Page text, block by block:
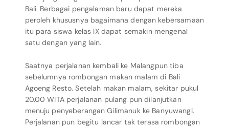
Bali. Berbagai pengalaman baru dapat mereka
peroleh khususnya bagaimana dengan kebersamaan
itu para siswa kelas IX dapat semakin mengenal
satu dengan yang lain.
Saatnya perjalanan kembali ke Malangpun tiba
sebelumnya rombongan makan malam di Bali
Agoeng Resto. Setelah makan malam, sekitar pukul
20.00 WITA perjalanan pulang pun dilanjutkan
menuju penyeberangan Gilimanuk ke Banyuwangi.
Perjalanan pun begitu lancar tak terasa rombongan